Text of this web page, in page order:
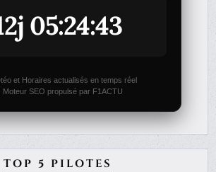
05:24:43
et Horaires actualisés en temps réel
SEO propulsé par F1ACTU
TOP 5 PILOTES